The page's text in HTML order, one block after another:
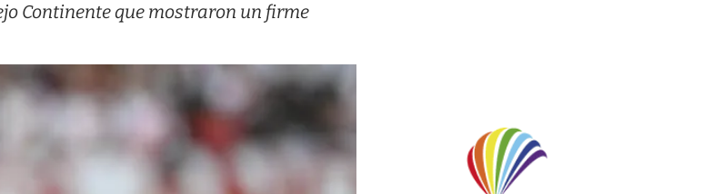
Continente que mostraron un firme